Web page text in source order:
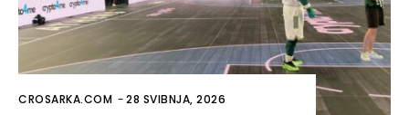
CROSARKA.COM -28 SVIBNJA, 2026